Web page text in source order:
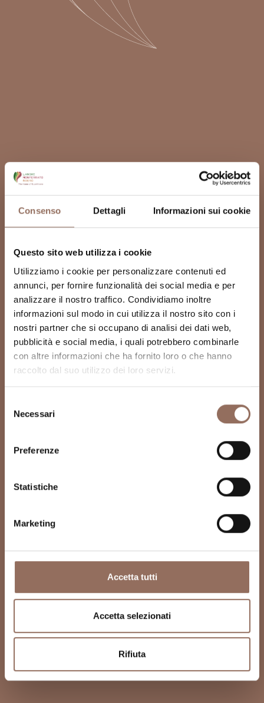
Consenso Dettagli Informazioni sui cookie
Questo sito web utilizza i cookie
Utilizziamo i cookie per personalizzare contenuti ed
annunci, per fornire funzionalità dei social media e per
analizzare il nostro traffico. Condividiamo inoltre
informazioni sul modo in cui utilizza il nostro sito con i
nostri partner che si occupano di analisi dei dati web,
pubblicità e social media, i quali potrebbero combinarle
con altre informazioni che ha fornito loro o che hanno
raccolto dal suo utilizzo dei loro servizi.
delNecessari
Preferenze
Statistiche
Marketing
Accetta tutti
Accetta selezionati
Rifiuta